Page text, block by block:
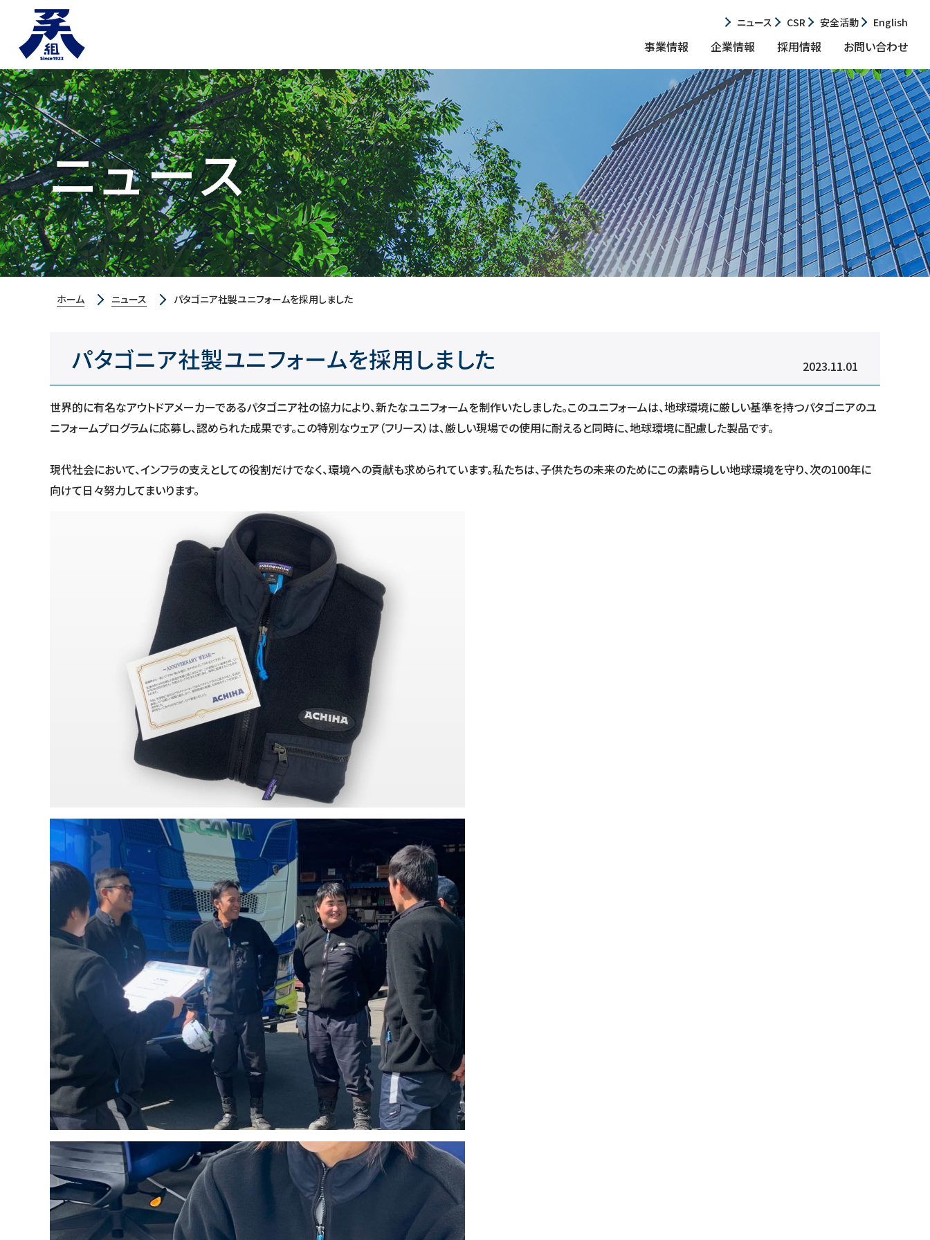
ニュース CSR 安全活動 English
事業情報 企業情報 採用情報 お問い合わせ
ニュース
ホーム ニュース パタゴニア社製ユニフォームを採用しました
パタゴニア社製ユニフォームを採用しました 2023.11.01
世界的に有名なアウトドアメーカーであるパタゴニア社の協力により、新たなユニフォームを制作いたしました。このユニフォームは、地球環境に厳しい基準を持つパタゴニアのユ
ニフォームプログラムに応募し、認められた成果です。この特別なウェア（フリース）は、厳しい現場での使用に耐えると同時に、地球環境に配慮した製品です。
現代社会において、インフラの支えとしての役割だけでなく、環境への貢献も求められています。私たちは、子供たちの未来のためにこの素晴らしい地球環境を守り、次の100年に
向けて日々努力してまいります。